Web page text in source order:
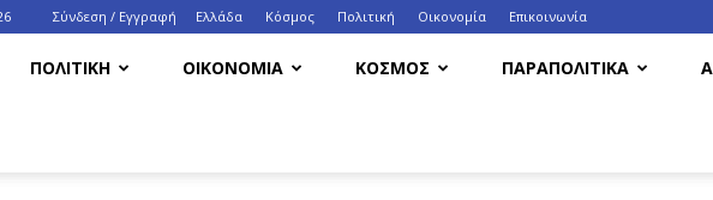
Σύνδεση / Εγγραφή Ελλάδα Κόσμος Πολιτική Οικονομία Eπικοινωνία
ΠΟΛΙΤΙΚΗ ΟΙΚΟΝΟΜΙΑ ΚΟΣΜΟΣ ΠΑΡΑΠΟΛΙΤΙΚΑ